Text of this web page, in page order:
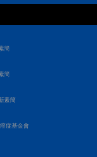
簡
簡
素簡
症基金會